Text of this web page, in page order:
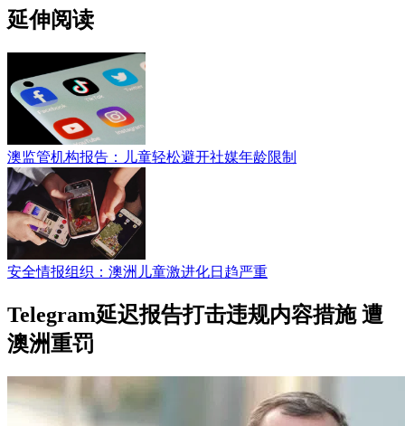
延伸阅读
澳监管机构报告：儿童轻松避开社媒年龄限制
安全情报组织：澳洲儿童激进化日趋严重
Telegram延迟报告打击违规内容措施 遭
澳洲重罚